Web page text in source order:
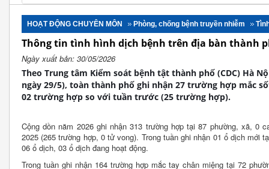
HOẠT ĐỘNG CHUYÊN MÔN Phòng, chống bệnh truyền nhiễm
Thông tin tình hình dịch bệnh trên địa bàn thành
Ngày xuất bản: 30/05/2026
Theo Trung tâm Kiểm soát bệnh tật thành phố (CDC) Hà
ngày 29/5), toàn thành phố ghi nhận 27 trường hợp mắc
02 trường hợp so với tuần trước (25 trường hợp).
Cộng dồn năm 2026 ghi nhận 313 trường hợp tại 87 phường, xã, 0
2025 (265 trường hợp, 0 tử vong). Trong tuần ghi nhận 01 ổ dịch mới
06 ổ dịch, 03 ổ dịch đang hoạt động.
Trong tuần ghi nhận 164 trường hợp mắc tay chân miệng tại 72